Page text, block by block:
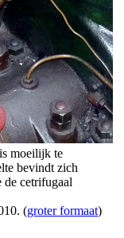
moeilijk te
bevindt zich
de cetrifugaal
(groter formaat)